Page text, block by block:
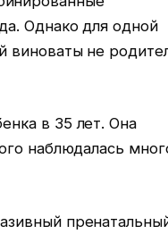
Однако для одной
виноваты не
в 35 лет. Она
наблюдалась